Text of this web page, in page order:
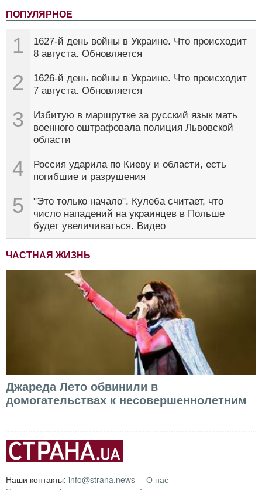
ПОПУЛЯРНОЕ
1
1627-й день войны в Украине. Что происходит
8 августа. Обновляется
2
1626-й день войны в Украине. Что происходит
7 августа. Обновляется
3
Избитую в маршрутке за русский язык мать
военного оштрафовала полиция Львовской
области
4
Россия ударила по Киеву и области, есть
погибшие и разрушения
5
"Это только начало". Кулеба считает, что
число нападений на украинцев в Польше
будет увеличиваться. Видео
ЧАСТНАЯ ЖИЗНЬ
Джареда Лето обвинили в
домогательствах к несовершеннолетним
Наши контакты: info@strana.news
О нас